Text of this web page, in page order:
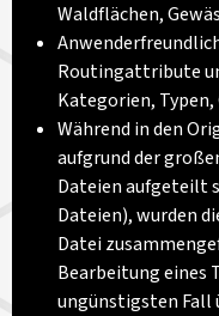
Waldflächen,
Routingattribute
Kategorien,
Während in den
aufgrund der
Dateien aufgeteilt
Dateien), wurden
Datei
Bearbeitung eines
ungünstigsten Fall